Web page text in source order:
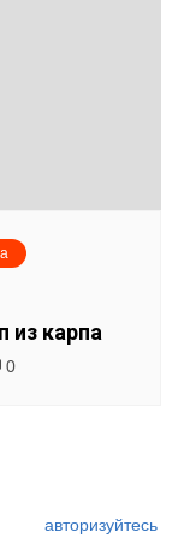
из карпа
0
авторизуйтесь